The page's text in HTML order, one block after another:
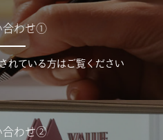
合わせ①
れている方はご覧ください
合わせ②